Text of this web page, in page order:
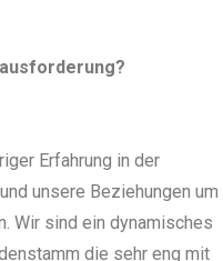
Erfahrung in der
unsere Beziehungen um
Wir sind ein dynamisches
die sehr eng mit